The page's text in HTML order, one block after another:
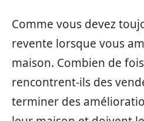
Comme vous devez
revente lorsque vous
maison. Combien de
rencontrent-ils des
terminer des